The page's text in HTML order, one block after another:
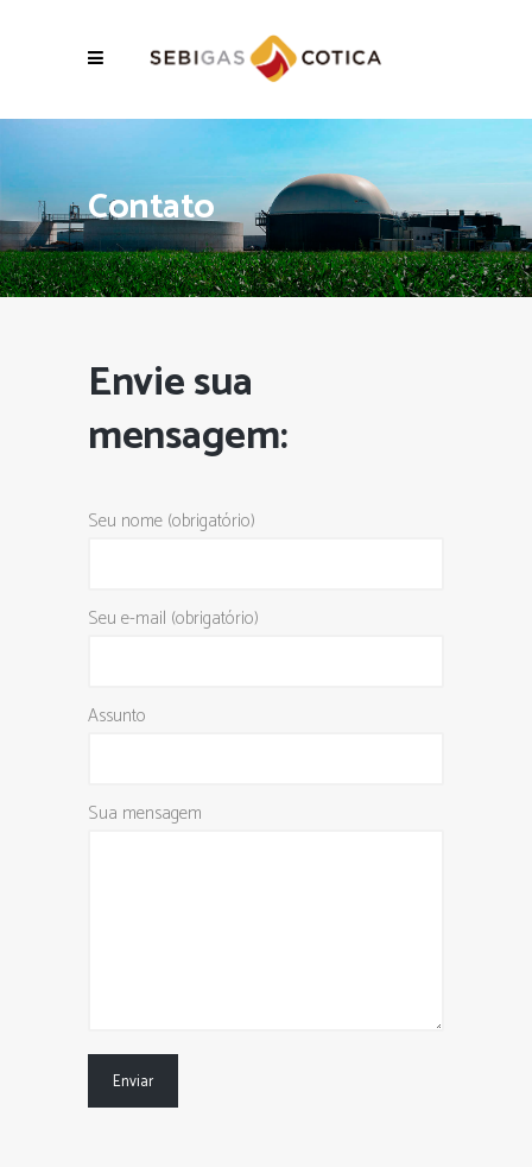
Contato
Envie sua
mensagem:
Seu nome (obrigatório)
Seu e-mail (obrigatório)
Assunto
Sua mensagem